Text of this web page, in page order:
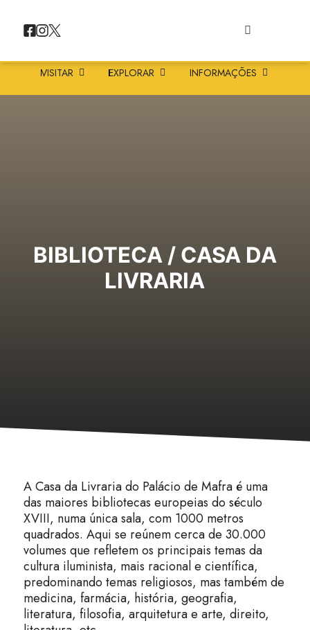
VISITAR EXPLORAR INFORMAÇÕES
BIBLIOTECA / CASA DA
LIVRARIA
A Casa da Livraria do Palácio de Mafra é uma
das maiores bibliotecas europeias do século
XVIII, numa única sala, com 1000 metros
quadrados. Aqui se reúnem cerca de 30.000
volumes que refletem os principais temas da
cultura iluminista, mais racional e científica,
predominando temas religiosos, mas também de
medicina, farmácia, história, geografia,
literatura, filosofia, arquitetura e arte, direito,